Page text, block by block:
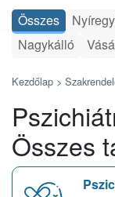
Összes
Nagykálló
Kezdőlap >
Összes